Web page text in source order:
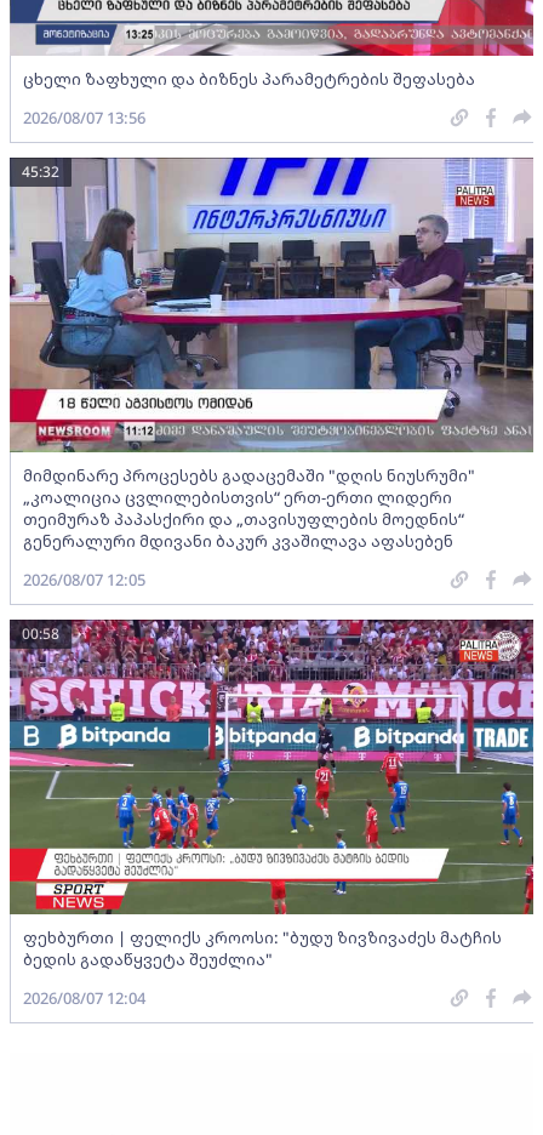
ცხელი ზაფხული და ბიზნეს პარამეტრების შეფასება
2026/08/07 13:56
მიმდინარე პროცესებს გადაცემაში "დღის ნიუსრუმი"
„კოალიცია ცვლილებისთვის“ ერთ-ერთი ლიდერი
თეიმურაზ პაპასქირი და „თავისუფლების მოედნის“
გენერალური მდივანი ბაკურ კვაშილავა აფასებენ
45:32
2026/08/07 12:05
ფეხბურთი | ფელიქს კროოსი: "ბუდუ ზივზივაძეს მატჩის
ბედის გადაწყვეტა შეუძლია"
00:58
2026/08/07 12:04